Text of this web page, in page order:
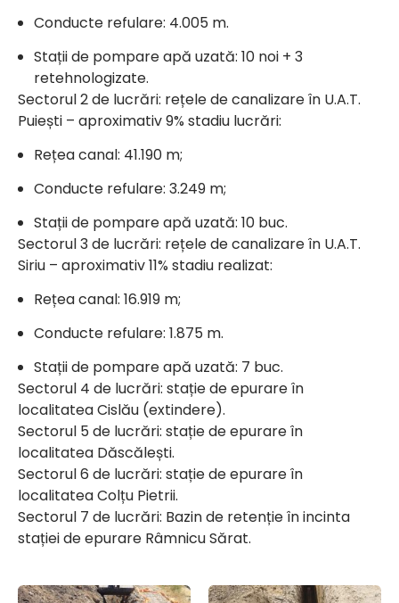
Conducte refulare: 4.005 m.
Stații de pompare apă uzată: 10 noi + 3
retehnologizate.
Sectorul 2 de lucrări: rețele de canalizare în U.A.T.
Puiești – aproximativ 9% stadiu lucrări:
Rețea canal: 41.190 m;
Conducte refulare: 3.249 m;
Stații de pompare apă uzată: 10 buc.
Sectorul 3 de lucrări: rețele de canalizare în U.A.T.
Siriu – aproximativ 11% stadiu realizat:
Rețea canal: 16.919 m;
Conducte refulare: 1.875 m.
Stații de pompare apă uzată: 7 buc.
Sectorul 4 de lucrări: stație de epurare în
localitatea Cislău (extindere).
Sectorul 5 de lucrări: stație de epurare în
localitatea Dăscălești.
Sectorul 6 de lucrări: stație de epurare în
localitatea Colțu Pietrii.
Sectorul 7 de lucrări: Bazin de retenție în incinta
stației de epurare Râmnicu Sărat.